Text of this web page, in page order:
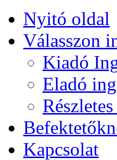
Nyitó oldal
Válasszon
Kiadó
Eladó
Kapcsolat